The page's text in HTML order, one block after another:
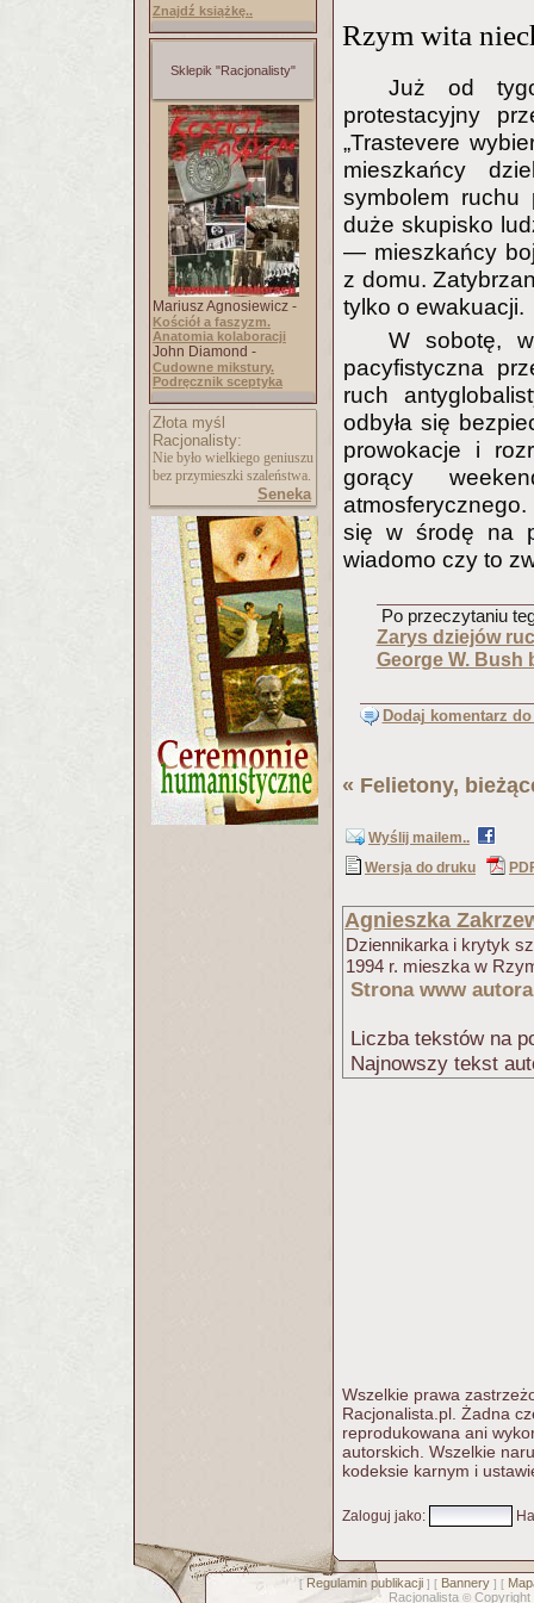
Znajdź książkę..
Sklepik "Racjonalisty"
Mariusz Agnosiewicz -
Kościół a faszyzm.
Anatomia kolaboracji
John Diamond -
Cudowne mikstury.
Podręcznik sceptyka
Złota myśl
Racjonalisty:
Nie było wielkiego geniuszu
bez przymieszki szaleństwa.
Seneka
Rzym wita
Już od
protestacyjny
„Trastevere
mieszkańcy
symbolem ruchu
duże skupisko
— mieszkańcy
z domu.
tylko o ewakuacji.
W sobotę,
pacyfistyczna
ruch
odbyła się
prowokacje i
gorący
atmosferycznego.
się w środę na
wiadomo czy to
Po przeczytaniu
Zarys dziejów
George W. Bush
Dodaj komentarz
« Felietony,
Wyślij mailem..
Wersja do druku
Agnieszka
Dziennikarka i krytyk
1994 r. mieszka w
Strona www autora
Liczba tekstów na
Najnowszy tekst
Wszelkie prawa
Racjonalista.pl. Żadna
reprodukowana ani
autorskich. Wszelkie
kodeksie karnym i
Zaloguj jako:
[ Regulamin publikacji] [ Bannery] [
Racjonalista © Copyright